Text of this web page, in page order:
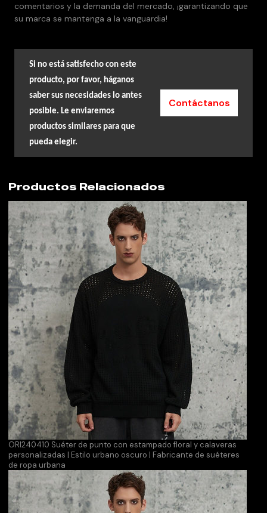
comentarios y la demanda del mercado, ¡garantizando que
su marca se mantenga a la vanguardia!
Si no está satisfecho con este
producto, por favor, háganos
saber sus necesidades lo antes
posible. Le enviaremos
productos similares para que
pueda elegir.
Contáctanos
Productos Relacionados
ORI240410 Suéter de punto con estampado floral y calaveras
personalizadas | Estilo urbano oscuro | Fabricante de suéteres
de ropa urbana